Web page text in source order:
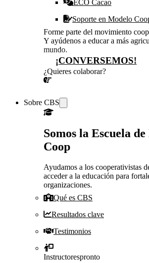
ECO Cacao
Soporte en Modelo
Forme parte del movimiento
Y ayúdenos a educar a más
mundo.
¡CONVERSEMOS!
¿Quieres colaborar?
Sobre CBS
Somos la Escuela de
Coop
Ayudamos a los cooperativistas
acceder a la educación para
organizaciones.
Qué es CBS
Resultados clave
Testimonios
Instructorespronto